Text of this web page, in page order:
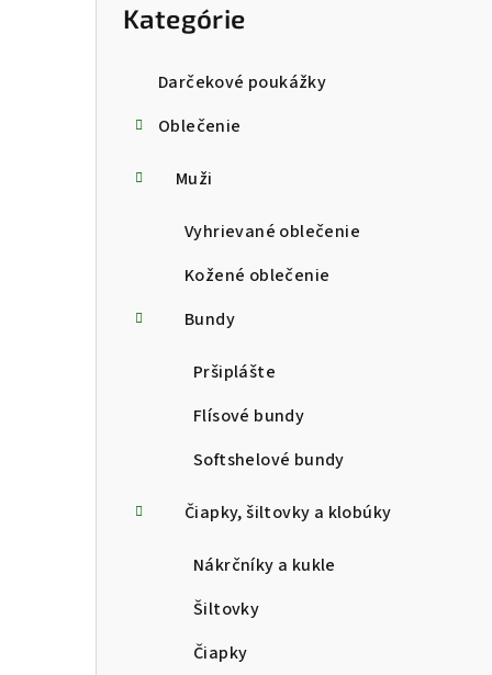
Preskočiť
kategórie
Kategórie
Darčekové poukážky
Oblečenie
Muži
Vyhrievané oblečenie
Kožené oblečenie
Bundy
Pršiplášte
Flísové bundy
Softshelové bundy
Čiapky, šiltovky a klobúky
Nákrčníky a kukle
Šiltovky
Čiapky